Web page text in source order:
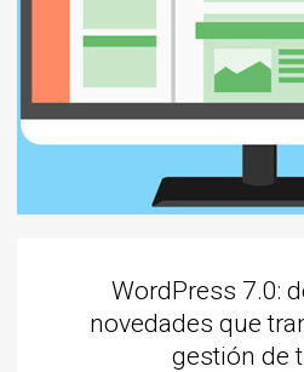
WordPress 7.0:
novedades que
gestión de